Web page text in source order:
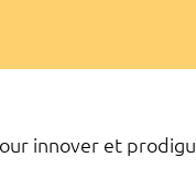
innover et